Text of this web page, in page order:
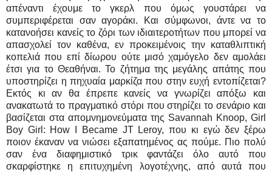
απέναντι έχουμε το γκερλ που όμως γουστάρει να
συμπεριφέρεται σαν αγοράκι. Και σύμφωνοι, άντε να το
κατανοήσει κανείς το ζόρι των ιδιαιτεροτήτων που μπορεί να
απασχολεί τον καθένα, εν προκειμένοις την καταθλιπτική
κοπελιά που επί δίωρου ούτε μισό χαμόγελο δεν αμολάει
έτσι για το Θεαθήναι. Το ζήτημα της μεγάλης απάτης που
υποστηρίζει η πηχυαία μαρκίζα που στην ευχή εντοπίζεται?
Εκτός κι αν θα έπρεπε κανείς να γνωρίζει απόξω και
ανακατωτά το πραγματικό στόρι που στηρίζει το σενάριο και
βασίζεται στα απομνημονεύματα της Savannah Knoop, Girl
Boy Girl: How I Became JT Leroy, που κι εγώ δεν ξέρω
ποιον έκαναν να νιώσει εξαπατημένος ας πούμε. Πιο πολύ
σαν ένα διαφημιστικό τρικ φαντάζει όλο αυτό που
σκαρφίστηκε η επιτυχημένη λογοτέχνης, από αυτά που